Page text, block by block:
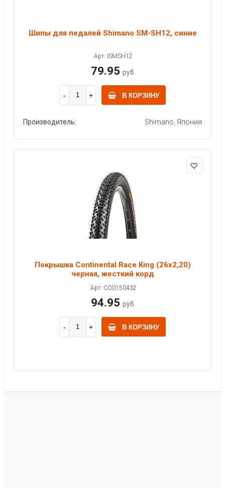
Шипы для педалей Shimano SM-SH12, синие
Арт: ISMSH12
79.95 руб
В КОРЗИНУ
Производитель: Shimano, Япония
Покрышка Continental Race King (26x2,20)
черная, жесткий корд
Арт: CO0150432
94.95 руб
В КОРЗИНУ